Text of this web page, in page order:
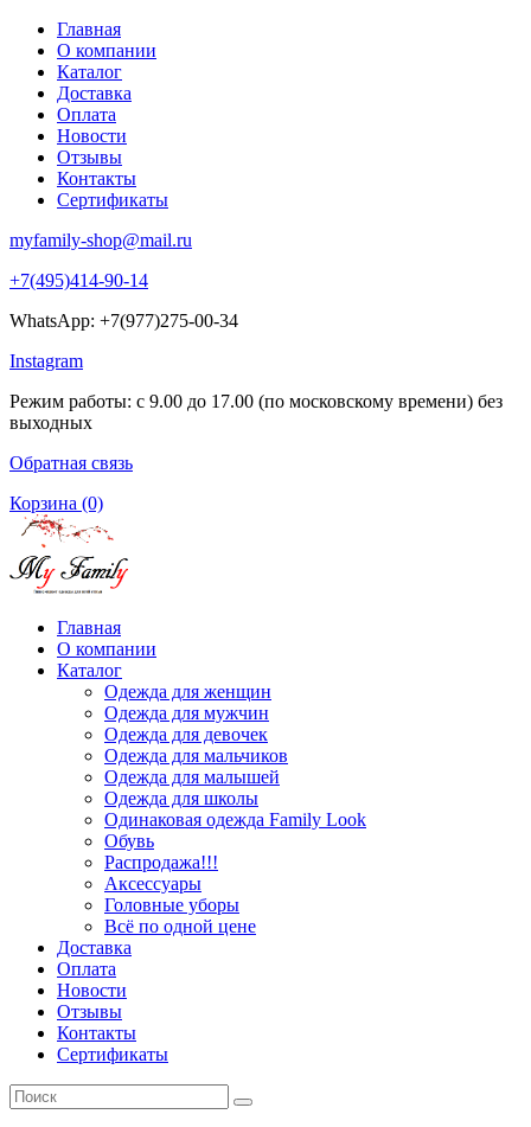
Главная
О компании
Каталог
Доставка
Оплата
Новости
Отзывы
Контакты
Сертификаты
myfamily-shop@mail.ru
+7(495)414-90-14
WhatsApp: +7(977)275-00-34
Instagram
Режим работы: с 9.00 до 17.00 (по московскому времени) без
выходных
Обратная связь
Корзина (0)
Главная
О компании
Каталог
Одежда для женщин
Одежда для мужчин
Одежда для девочек
Одежда для мальчиков
Одежда для малышей
Одежда для школы
Одинаковая одежда Family Look
Обувь
Распродажа!!!
Аксессуары
Головные уборы
Всё по одной цене
Доставка
Оплата
Новости
Отзывы
Контакты
Сертификаты